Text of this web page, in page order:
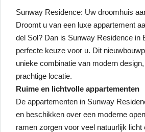
Sunway Residence: Uw droomhuis
Droomt u van een luxe appartement
del Sol? Dan is Sunway Residence in
perfecte keuze voor u. Dit
unieke combinatie van modern
prachtige locatie.
Ruime en lichtvolle appartementen
De appartementen in Sunway
en beschikken over een moderne
ramen zorgen voor veel natuurlijk licht